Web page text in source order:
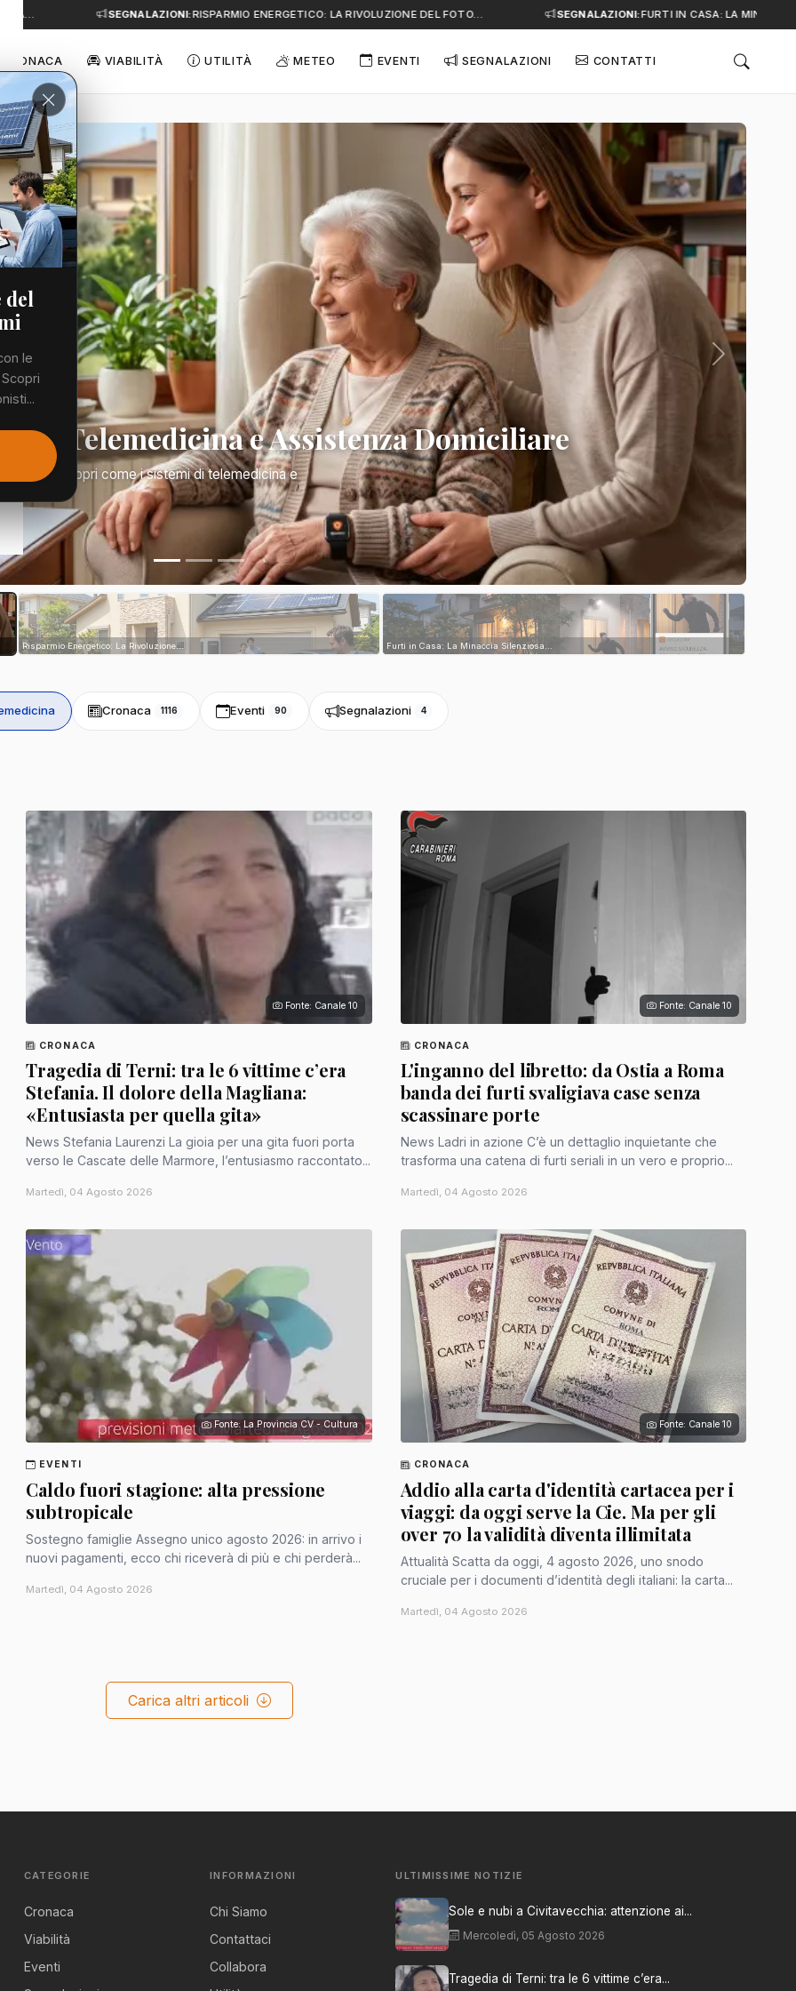
SEGNALAZIONI:RISPARMIO ENERGETICO: LA RIVOLUZIONE DEL FOTO… SEGNALAZIONI:FURTI IN CASA: LA MINACCIA
CRONACA VIABILITÀ UTILITÀ METEO EVENTI SEGNALAZIONI CONTATTI
del
le
Telemedicina e Assistenza Domiciliare
di tutto. Scopri come i sistemi di telemedicina e
Successivo
Risparmio Energetico: La Rivoluzione... Furti in Casa: La Minaccia Silenziosa...
Cronaca 1116 Eventi 90 Segnalazioni 4
Fonte: Canale 10
CRONACA
Tragedia di Terni: tra le 6 vittime c’era
Stefania. Il dolore della Magliana:
«Entusiasta per quella gita»
News Stefania Laurenzi La gioia per una gita fuori porta
verso le Cascate delle Marmore, l’entusiasmo raccontato...
Martedì, 04 Agosto 2026
Fonte: Canale 10
CRONACA
L'inganno del libretto: da Ostia a Roma
banda dei furti svaligiava case senza
scassinare porte
News Ladri in azione C’è un dettaglio inquietante che
trasforma una catena di furti seriali in un vero e proprio...
Martedì, 04 Agosto 2026
Fonte: La Provincia CV - Cultura
EVENTI
Caldo fuori stagione: alta pressione
subtropicale
Sostegno famiglie Assegno unico agosto 2026: in arrivo i
nuovi pagamenti, ecco chi riceverà di più e chi perderà...
Martedì, 04 Agosto 2026
Fonte: Canale 10
CRONACA
Addio alla carta d'identità cartacea per i
viaggi: da oggi serve la Cie. Ma per gli
over 70 la validità diventa illimitata
Attualità Scatta da oggi, 4 agosto 2026, uno snodo
cruciale per i documenti d’identità degli italiani: la carta...
Martedì, 04 Agosto 2026
Carica altri articoli
CATEGORIE
Cronaca
Viabilità
Eventi
INFORMAZIONI
Chi Siamo
Contattaci
Collabora
ULTIMISSIME NOTIZIE
Sole e nubi a Civitavecchia: attenzione ai...
Mercoledì, 05 Agosto 2026
Tragedia di Terni: tra le 6 vittime c’era...